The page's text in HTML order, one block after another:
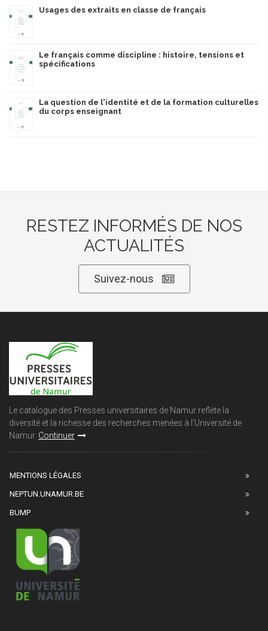
Usages des extraits en classe de français
Le français comme discipline : histoire, tensions et
spécifications
La question de l'identité et de la formation culturelles
du corps enseignant
RESTEZ INFORMÉS DE NOS
ACTUALITÉS
Suivez-nous
Le catalogue des Presses universitaires de Namur reflète la
diversité et la richesse des recherches menées à l'Université de
Namur. Continuer
MENTIONS LÉGALES
NEPTUN.UNAMUR.BE
BUMP